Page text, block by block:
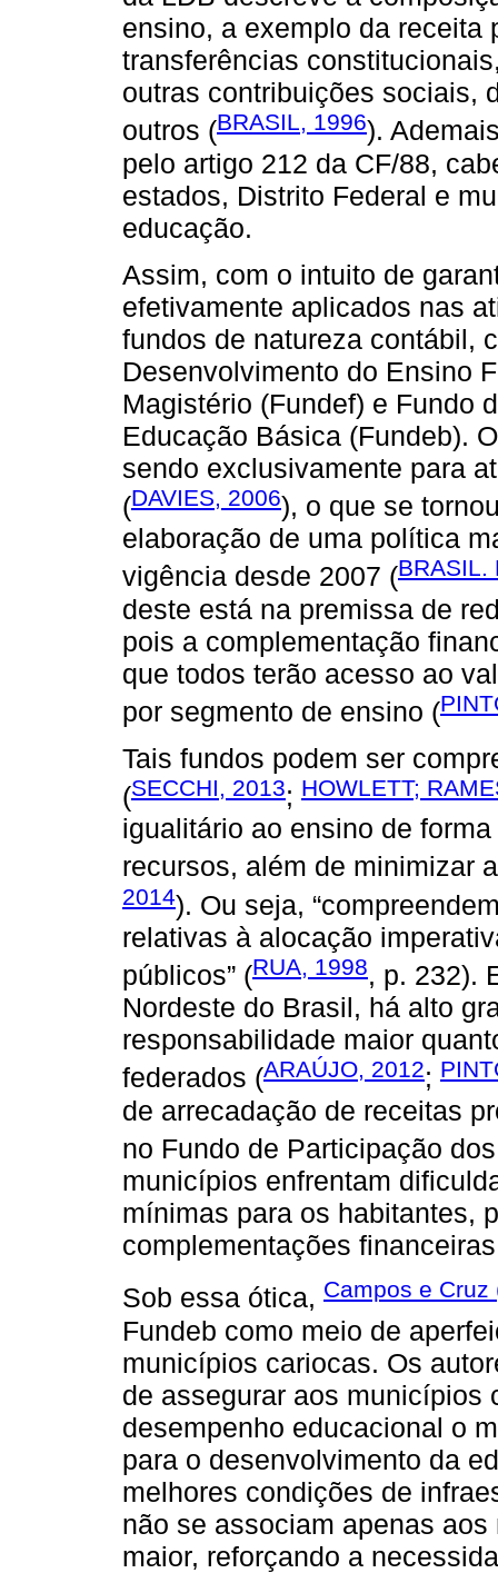
ensino, a exemplo da receita
transferências
outras contribuições sociais,
outros (BRASIL, 1996).
pelo artigo 212 da CF/88,
estados, Distrito Federal e
educação.
Assim, com o intuito de
efetivamente aplicados nas
fundos de natureza contábil,
Desenvolvimento do Ensino
Magistério (Fundef) e Fundo
Educação Básica (Fundeb).
sendo exclusivamente para
(DAVIES, 2006), o que se
elaboração de uma política
vigência desde 2007 (BRASIL.
deste está na premissa de
pois a complementação
que todos terão acesso ao
por segmento de ensino (
Tais fundos podem ser
(SECCHI, 2013; HOWLETT;
igualitário ao ensino de
recursos, além de minimizar
2014). Ou seja,
relativas à alocação
públicos” (RUA, 1998, p. 232).
Nordeste do Brasil, há alto
responsabilidade maior
federados (ARAÚJO, 2012;
de arrecadação de receitas
no Fundo de Participação
municípios enfrentam
mínimas para os habitantes,
complementações
Sob essa ótica, Campos e Cruz
Fundeb como meio de
municípios cariocas. Os
de assegurar aos municípios
desempenho educacional o
para o desenvolvimento da
melhores condições de
não se associam apenas
maior, reforçando a